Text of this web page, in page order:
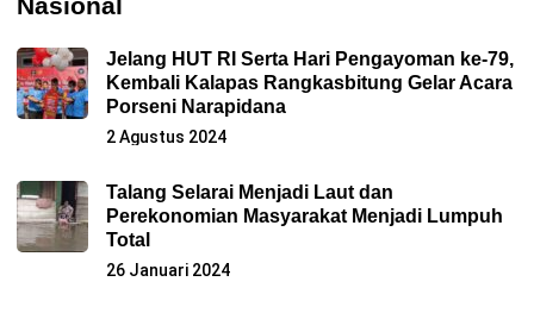
Jelang HUT RI Serta Hari Pengayoman ke-79,
Kembali Kalapas Rangkasbitung Gelar Acara
Porseni Narapidana
2 Agustus 2024
Talang Selarai Menjadi Laut dan
Perekonomian Masyarakat Menjadi Lumpuh
Total
26 Januari 2024